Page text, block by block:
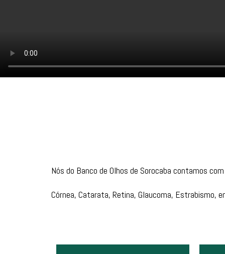
Nós do Banco de Olhos de Sorocaba contamos
Córnea, Catarata, Retina, Glaucoma, Estrabismo,